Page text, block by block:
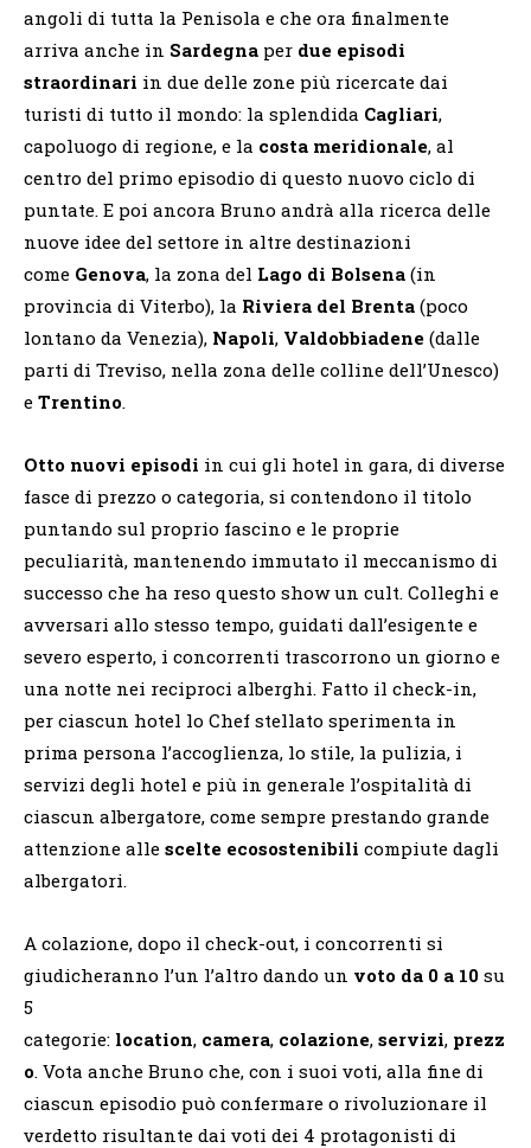
angoli di tutta la Penisola e che ora finalmente
arriva anche in Sardegna per due episodi
straordinari in due delle zone più ricercate dai
turisti di tutto il mondo: la splendida Cagliari,
capoluogo di regione, e la costa meridionale, al
centro del primo episodio di questo nuovo ciclo di
puntate. E poi ancora Bruno andrà alla ricerca delle
nuove idee del settore in altre destinazioni
come Genova, la zona del Lago di Bolsena (in
provincia di Viterbo), la Riviera del Brenta (poco
lontano da Venezia), Napoli, Valdobbiadene (dalle
parti di Treviso, nella zona delle colline dell’Unesco)
e Trentino.
Otto nuovi episodi in cui gli hotel in gara, di diverse
fasce di prezzo o categoria, si contendono il titolo
puntando sul proprio fascino e le proprie
peculiarità, mantenendo immutato il meccanismo di
successo che ha reso questo show un cult. Colleghi e
avversari allo stesso tempo, guidati dall’esigente e
severo esperto, i concorrenti trascorrono un giorno e
una notte nei reciproci alberghi. Fatto il check-in,
per ciascun hotel lo Chef stellato sperimenta in
prima persona l’accoglienza, lo stile, la pulizia, i
servizi degli hotel e più in generale l’ospitalità di
ciascun albergatore, come sempre prestando grande
attenzione alle scelte ecosostenibili compiute dagli
albergatori.
A colazione, dopo il check-out, i concorrenti si
giudicheranno l’un l’altro dando un voto da 0 a 10 su
5
categorie: location, camera, colazione, servizi, prezz
o. Vota anche Bruno che, con i suoi voti, alla fine di
ciascun episodio può confermare o rivoluzionare il
verdetto risultante dai voti dei 4 protagonisti di